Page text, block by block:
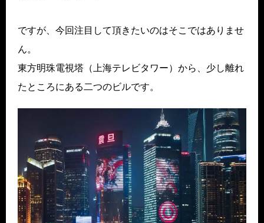
ですが、今回注目して頂きたいのはそこではありませ
ん。
東方明珠電視塔（上海テレビタワー）から、少し離れ
たところにある二つのビルです。